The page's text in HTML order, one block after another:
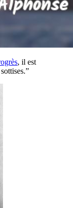
, il est